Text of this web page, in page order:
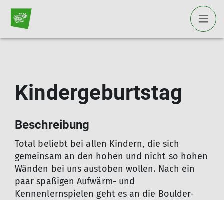
Kindergeburtstag
Beschreibung
Total beliebt bei allen Kindern, die sich
gemeinsam an den hohen und nicht so hohen
Wänden bei uns austoben wollen. Nach ein
paar spaßigen Aufwärm- und
Kennenlernspielen geht es an die Boulder-